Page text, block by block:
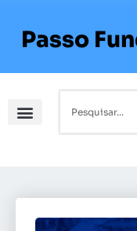
Passo